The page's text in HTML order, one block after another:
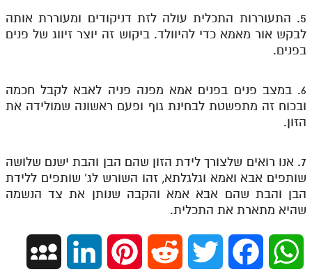
5. התעוררות התכלית עולה לזת דניקודים ומעוררת אותה
לבקש אור מאמא כדי להיוולד. ביקוש זה יוצר זיווג של פנים
בפנים.
6. במצב פנים בפנים אמא מפנה פניה לאבא לקבל חכמה
ובכוח זה מתפשטת לבחינת גוף ופעם ראשונה שמולידה את
הזון.
7. אנו רואים שלצורך לידת הזון שהם הבן והבת ישנם שלושה
שותפים אבא ואמא וגלגלתא, זהו השורש לג' שותפים ללידת
הבן והבת שהם אבא אמא והקבה שנותן את צד הנשמה
שהיא מתארת את התכלית.